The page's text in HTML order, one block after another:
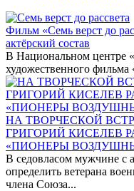
Фильм «Семь верст до
актёрский состав
В Национальном центре
художественного фильма
НА ТВОРЧЕСКОЙ
ГРИГОРИЙ КИСЕЛЕВ
«ПИОНЕРЫ
В седовласом мужчине с
определить ветерана
члена Союза...